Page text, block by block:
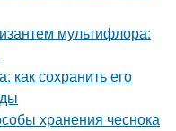
мультифлора:
как сохранить его
хранения чеснока